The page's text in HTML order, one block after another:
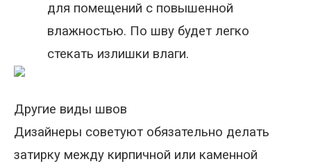
для помещений с повышенной
влажностью. По шву будет легко
стекать излишки влаги.
Другие виды швов
Дизайнеры советуют обязательно делать
затирку между кирпичной или каменной